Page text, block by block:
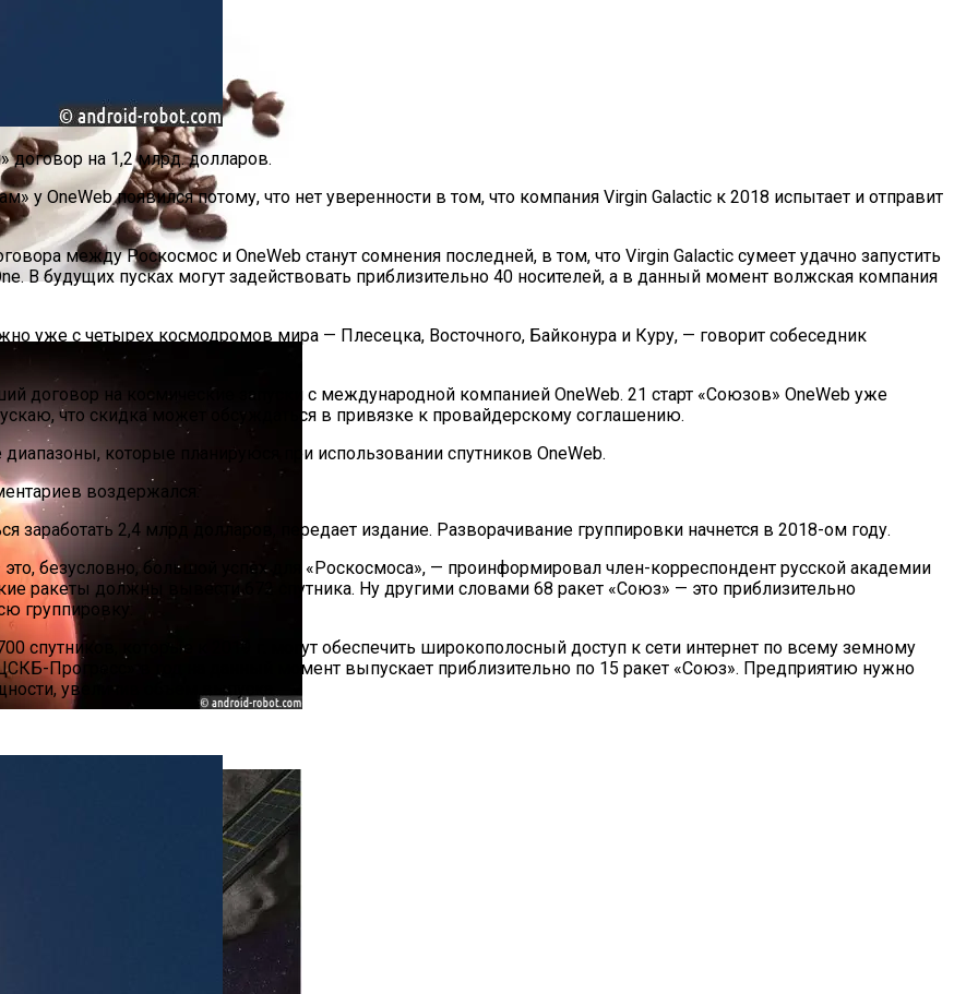
Марса Металл
договор на 1,2 млрд. долларов.
у OneWeb появился потому, что нет уверенности в том, что компания Virgin Galactic к 2018 испытает и отправит
между Роскосмос и OneWeb станут сомнения последней, в том, что Virgin Galactic сумеет удачно запустить
В будущих пусках могут задействовать приблизительно 40 носителей, а в данный момент волжская компания
уже с четырех космодромов мира — Плесецка, Восточного, Байконура и Куру, — говорит собеседник
договор на космические запуски с международной компанией OneWeb. 21 старт «Союзов» OneWeb уже
что скидка может обсуждаться в привязке к провайдерскому соглашению.
которые планируюся при использовании спутников OneWeb.
воздержался.
заработать 2,4 млрд долларов, передает издание. Разворачивание группировки начнется в 2018-ом году.
безусловно, большой успех для «Роскосмоса», — проинформировал член-корреспондент русской академии
ракеты должны вывести 672 спутника. Ну другими словами 68 ракет «Союз» — это приблизительно
группировку.
спутников, которые к 2019 г. могут обеспечить широкополосный доступ к сети интернет по всему земному
Прогресс» в год на данный момент выпускает приблизительно по 15 ракет «Союз». Предприятию нужно
увеличив объем выпуска.